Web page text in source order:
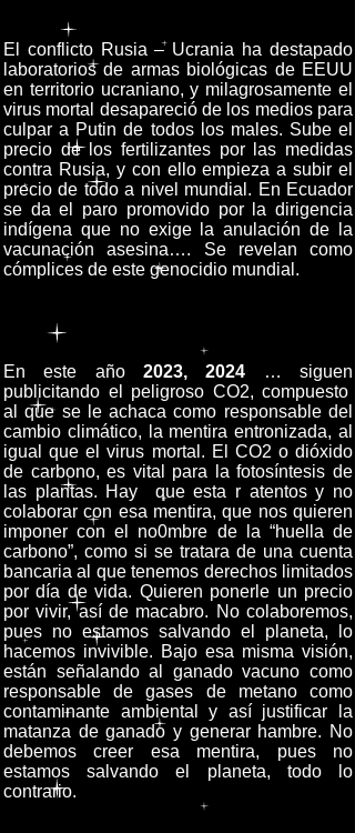
El conflicto Rusia – Ucrania ha destapado
laboratorios de armas biológicas de EEUU
en territorio ucraniano, y milagrosamente el
virus mortal desapareció de los medios para
culpar a Putin de todos los males. Sube el
precio de los fertilizantes por las medidas
contra Rusia, y con ello empieza a subir el
precio de todo a nivel mundial. En Ecuador
se da el paro promovido por la dirigencia
indígena que no exige la anulación de la
vacunación asesina…. Se revelan como
cómplices de este genocidio mundial.
En este año 2023, 2024 … siguen
publicitando el peligroso CO2, compuesto
al que se le achaca como responsable del
cambio climático, la mentira entronizada, al
igual que el virus mortal. El CO2 o dióxido
de carbono, es vital para la fotosíntesis de
las plantas. Hay que esta r atentos y no
colaborar con esa mentira, que nos quieren
imponer con el no0mbre de la “huella de
carbono”, como si se tratara de una cuenta
bancaria al que tenemos derechos limitados
por día de vida. Quieren ponerle un precio
por vivir, así de macabro. No colaboremos,
pues no estamos salvando el planeta, lo
hacemos invivible. Bajo esa misma visión,
están señalando al ganado vacuno como
responsable de gases de metano como
contaminante ambiental y así justificar la
matanza de ganado y generar hambre. No
debemos creer esa mentira, pues no
estamos salvando el planeta, todo lo
contrario.